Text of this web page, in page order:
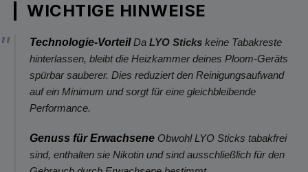
WICHTIGE HINWEISE
Technologie-VorteilDa LYO Sticks keine Tabakreste
hinterlassen, bleibt die Heizkammer deines Ploom-Geräts
spürbar sauberer. Dies reduziert den Reinigungsaufwand
auf ein Minimum und sorgt für eine gleichbleibende
Performance.
Genuss für Erwachsene Obwohl LYO Sticks tabakfrei
sind, enthalten sie Nikotin und sind ausschließlich für den